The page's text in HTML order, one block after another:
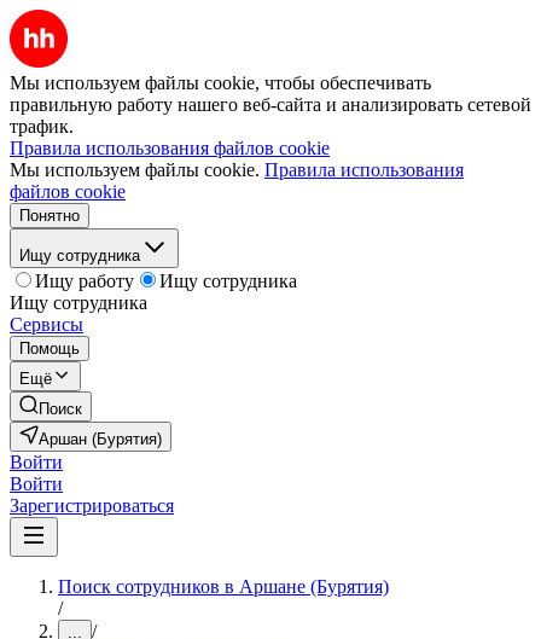
Мы используем файлы cookie, чтобы обеспечивать
правильную работу нашего веб-сайта и анализировать сетевой
трафик.
Правила использования файлов cookie
Мы используем файлы cookie. Правила использования
файлов cookie
Понятно
Ищу сотрудника
Ищу работу
Ищу сотрудника
Ищу сотрудника
Сервисы
Помощь
Ещё
Поиск
Аршан (Бурятия)
Войти
Войти
Зарегистрироваться
Поиск сотрудников в Аршане (Бурятия)
/
... /